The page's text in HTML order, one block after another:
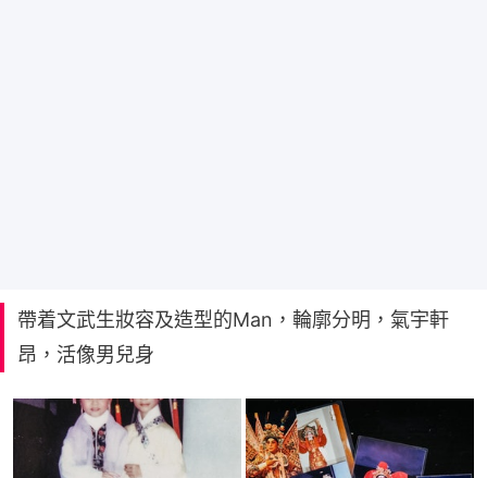
帶着文武生妝容及造型的Man，輪廓分明，氣宇軒
昂，活像男兒身